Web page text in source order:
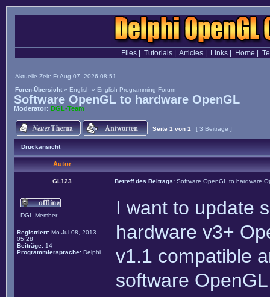
Files| Tutorials| Articles| Links| Home
Aktuelle Zeit: Fr Aug 07, 2026 08:51
Foren-Übersicht » English » English Programming Forum
Software OpenGL to hardware OpenGL
Moderator: DGL-Team
Seite 1 von 1 [ 3 Beiträge ]
Druckansicht
Autor
GL123 Betreff des Beitrags: Software OpenGL to hardware
DGL Member
Registriert: Mo Jul 08, 2013
05:28
Beiträge: 14
Programmiersprache: Delphi
I want to update
hardware v3+
v1.1 compatible
software